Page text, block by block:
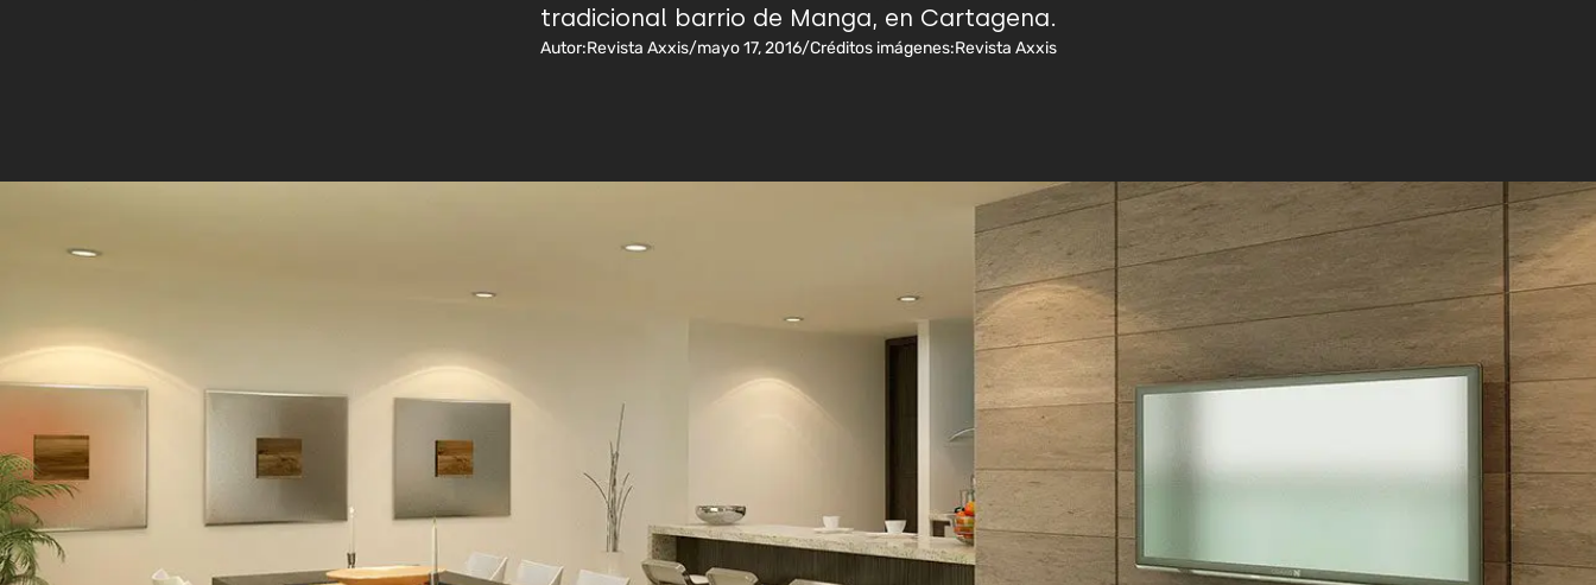
tradicional barrio de Manga, en Cartagena.
Autor:Revista Axxis/mayo 17, 2016/Créditos imágenes:Revista Axxis